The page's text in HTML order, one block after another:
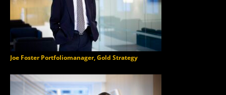
Joe Foster Portfoliomanager, Gold Strategy